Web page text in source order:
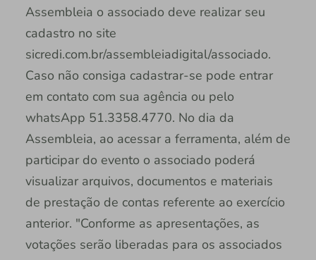
Assembleia o associado deve realizar seu
cadastro no site
sicredi.com.br/assembleiadigital/associado.
Caso não consiga cadastrar-se pode entrar
em contato com sua agência ou pelo
whatsApp 51.3358.4770. No dia da
Assembleia, ao acessar a ferramenta, além de
participar do evento o associado poderá
visualizar arquivos, documentos e materiais
de prestação de contas referente ao exercício
anterior. "Conforme as apresentações, as
votações serão liberadas para os associados